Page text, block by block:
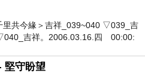
里共今緣＞吉祥_039~040 ▽039_吉
吉祥。2006.03.16.四 00:00:
堅守盼望